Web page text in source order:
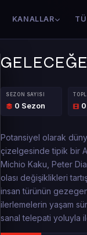
KANALLAR
SEZON SAYISI
0 Sezon
Potansiyel olarak
çizelgesinde tipik bir
Michio Kaku, Peter
olası değişiklikleri
insan türünün
ilerlemelerin yaşam
sanal telepati yoluyla